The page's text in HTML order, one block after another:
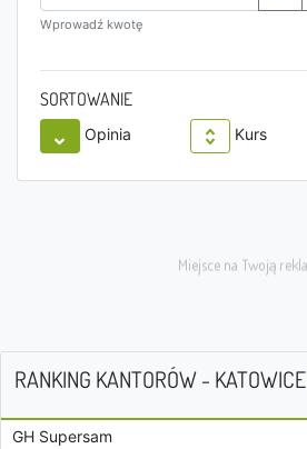
Wprowadź kwotę
SORTOWANIE
Opinia Kurs
RANKING KANTORÓW - KATOWICE
GH Supersam